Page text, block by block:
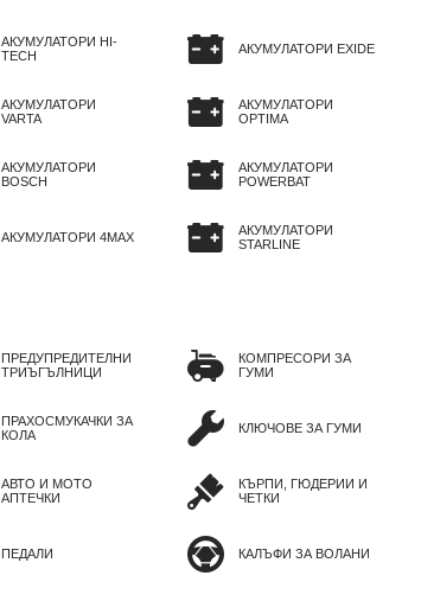
АКУМУЛАТОРИ HI-
TECH
АКУМУЛАТОРИ
VARTA
АКУМУЛАТОРИ
BOSCH
АКУМУЛАТОРИ 4MAX
АКУМУЛАТОРИ EXIDE
АКУМУЛАТОРИ
OPTIMA
АКУМУЛАТОРИ
POWERBAT
АКУМУЛАТОРИ
STARLINE
ПРЕДУПРЕДИТЕЛНИ
ТРИЪГЪЛНИЦИ
ПРАХОСМУКАЧКИ ЗА
КОЛА
АВТО И МОТО
АПТЕЧКИ
ПЕДАЛИ
КОМПРЕСОРИ ЗА
ГУМИ
КЛЮЧОВЕ ЗА ГУМИ
КЪРПИ, ГЮДЕРИИ И
ЧЕТКИ
КАЛЪФИ ЗА ВОЛАНИ